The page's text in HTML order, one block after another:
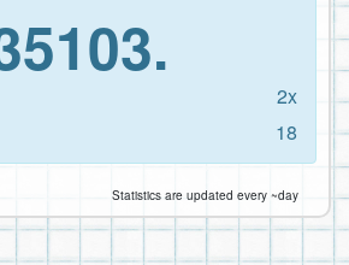
2x
18
Statistics are updated every ~day